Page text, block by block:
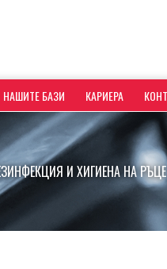
НАШИТЕ БАЗИ КАРИЕРА
И ХИГИЕНА НА